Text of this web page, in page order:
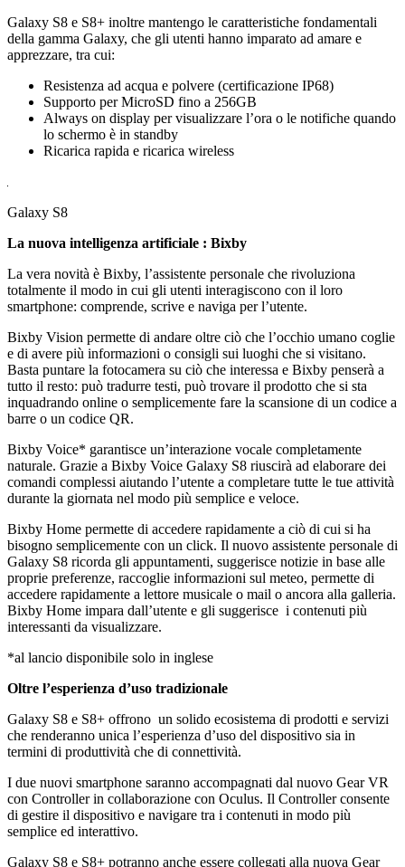
Galaxy S8 e S8+ inoltre mantengo le caratteristiche fondamentali
della gamma Galaxy, che gli utenti hanno imparato ad amare e
apprezzare, tra cui:
Resistenza ad acqua e polvere (certificazione IP68)
Supporto per MicroSD fino a 256GB
Always on display per visualizzare l’ora o le notifiche quando
lo schermo è in standby
Ricarica rapida e ricarica wireless
Galaxy S8
La nuova intelligenza artificiale : Bixby
La vera novità è Bixby, l’assistente personale che rivoluziona
totalmente il modo in cui gli utenti interagiscono con il loro
smartphone: comprende, scrive e naviga per l’utente.
Bixby Vision permette di andare oltre ciò che l’occhio umano coglie
e di avere più informazioni o consigli sui luoghi che si visitano.
Basta puntare la fotocamera su ciò che interessa e Bixby penserà a
tutto il resto: può tradurre testi, può trovare il prodotto che si sta
inquadrando online o semplicemente fare la scansione di un codice a
barre o un codice QR.
Bixby Voice* garantisce un’interazione vocale completamente
naturale. Grazie a Bixby Voice Galaxy S8 riuscirà ad elaborare dei
comandi complessi aiutando l’utente a completare tutte le tue attività
durante la giornata nel modo più semplice e veloce.
Bixby Home permette di accedere rapidamente a ciò di cui si ha
bisogno semplicemente con un click. Il nuovo assistente personale di
Galaxy S8 ricorda gli appuntamenti, suggerisce notizie in base alle
proprie preferenze, raccoglie informazioni sul meteo, permette di
accedere rapidamente a lettore musicale o mail o ancora alla galleria.
Bixby Home impara dall’utente e gli suggerisce i contenuti più
interessanti da visualizzare.
*al lancio disponibile solo in inglese
Oltre l’esperienza d’uso tradizionale
Galaxy S8 e S8+ offrono un solido ecosistema di prodotti e servizi
che renderanno unica l’esperienza d’uso del dispositivo sia in
termini di produttività che di connettività.
I due nuovi smartphone saranno accompagnati dal nuovo Gear VR
con Controller in collaborazione con Oculus. Il Controller consente
di gestire il dispositivo e navigare tra i contenuti in modo più
semplice ed interattivo.
Galaxy S8 e S8+ potranno anche essere collegati alla nuova Gear